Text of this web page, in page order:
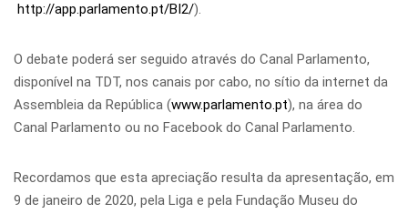
http://app.parlamento.pt/BI2/).
O debate poderá ser seguido através do Canal Parlamento,
disponível na TDT, nos canais por cabo, no sítio da internet da
Assembleia da República (www.parlamento.pt), na área do
Canal Parlamento ou no Facebook do Canal Parlamento.
Recordamos que esta apreciação resulta da apresentação, em
9 de janeiro de 2020, pela Liga e pela Fundação Museu do